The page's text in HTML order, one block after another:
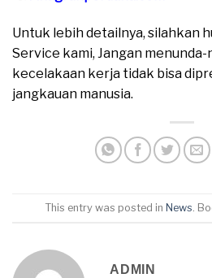
Untuk lebih detailnya, silahkan
Service kami, Jangan
kecelakaan kerja tidak bisa
jangkauan manusia.
This entry was posted in News .
ADMIN